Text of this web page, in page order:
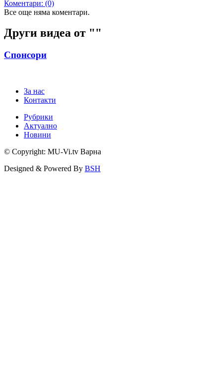
Коментари: (0)
Все още няма коментари.
Други видеа от ""
Спонсори
За нас
Контакти
Рубрики
Актуално
Новини
© Copyright: MU-Vi.tv Варна
Designed & Powered By BSH